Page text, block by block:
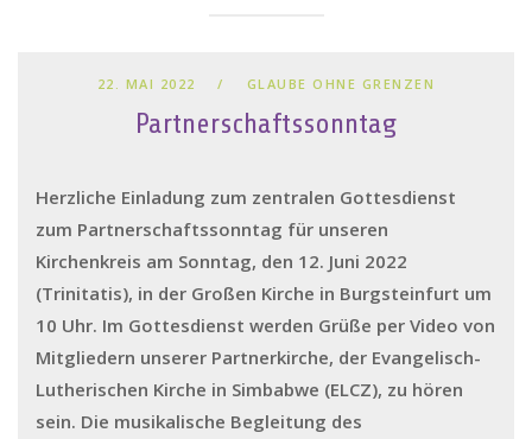
22. MAI 2022 GLAUBE OHNE GRENZEN
Partnerschaftssonntag
Herzliche Einladung zum zentralen Gottesdienst
zum Partnerschaftssonntag für unseren
Kirchenkreis am Sonntag, den 12. Juni 2022
(Trinitatis), in der Großen Kirche in Burgsteinfurt um
10 Uhr. Im Gottesdienst werden Grüße per Video von
Mitgliedern unserer Partnerkirche, der Evangelisch-
Lutherischen Kirche in Simbabwe (ELCZ), zu hören
sein. Die musikalische Begleitung des